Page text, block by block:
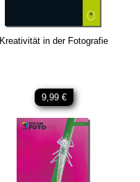
Kreativität in der Fotografie
9,99 €